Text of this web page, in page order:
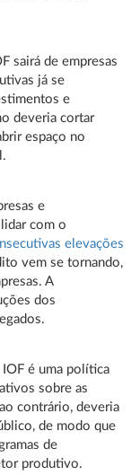
sairá de empresas
já se
e
deveria cortar
espaço no
e
com o
elevações
vem se tornando,
A
dos
é uma política
sobre as
contrário, deveria
de modo que
de
produtivo.